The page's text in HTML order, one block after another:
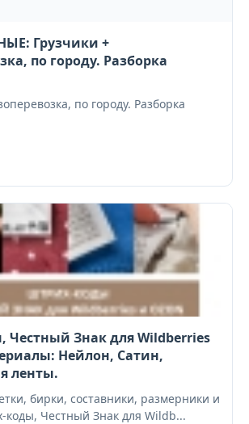
Грузчики +
по городу. Разборка
по городу. Разборка
Честный Знак для Wildberries
Нейлон, Сатин,
ленты.
бирки, составники, размерники и
Честный Знак для Wildb...